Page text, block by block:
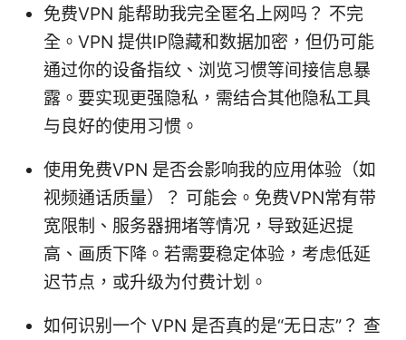
免费VPN 能帮助我完全匿名上网吗？ 不完
全。VPN 提供IP隐藏和数据加密，但仍可能
通过你的设备指纹、浏览习惯等间接信息暴
露。要实现更强隐私，需结合其他隐私工具
与良好的使用习惯。
使用免费VPN 是否会影响我的应用体验（如
视频通话质量）？ 可能会。免费VPN常有带
宽限制、服务器拥堵等情况，导致延迟提
高、画质下降。若需要稳定体验，考虑低延
迟节点，或升级为付费计划。
如何识别一个 VPN 是否真的是“无日志”？ 查